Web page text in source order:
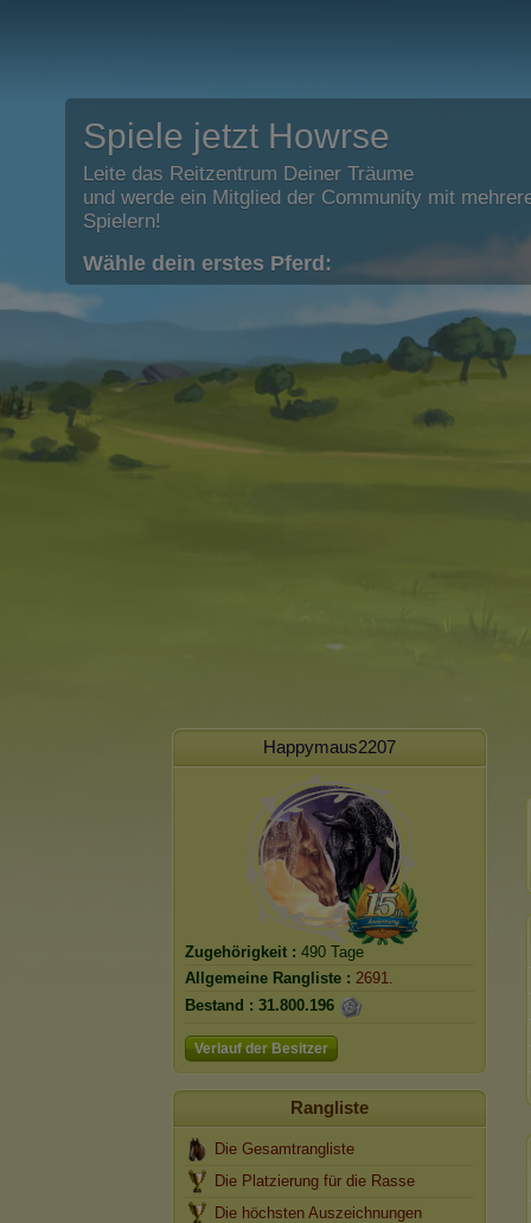
Spiele jetzt Howrse
Leite das Reitzentrum Deiner Träume
und werde ein Mitglied der Community mit
Spielern!
Wähle dein erstes Pferd:
Happymaus2207
Zugehörigkeit : 490 Tage
Allgemeine Rangliste : 2691.
Bestand : 31.800.196
Verlauf der Besitzer
Rangliste
Die Gesamtrangliste
Die Platzierung für die Rasse
Die höchsten Auszeichnungen